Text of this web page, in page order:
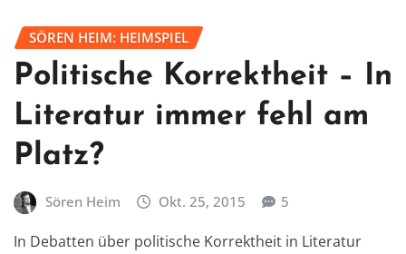
SÖREN HEIM: HEIMSPIEL
Politische Korrektheit – In
Literatur immer fehl am
Platz?
Sören Heim Okt. 25, 2015 5
In Debatten über politische Korrektheit in Literatur